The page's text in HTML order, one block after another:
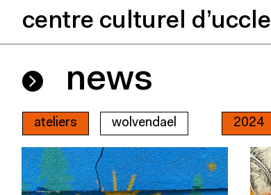
centre culturel d’uccle
news
ateliers wolvendael 2024